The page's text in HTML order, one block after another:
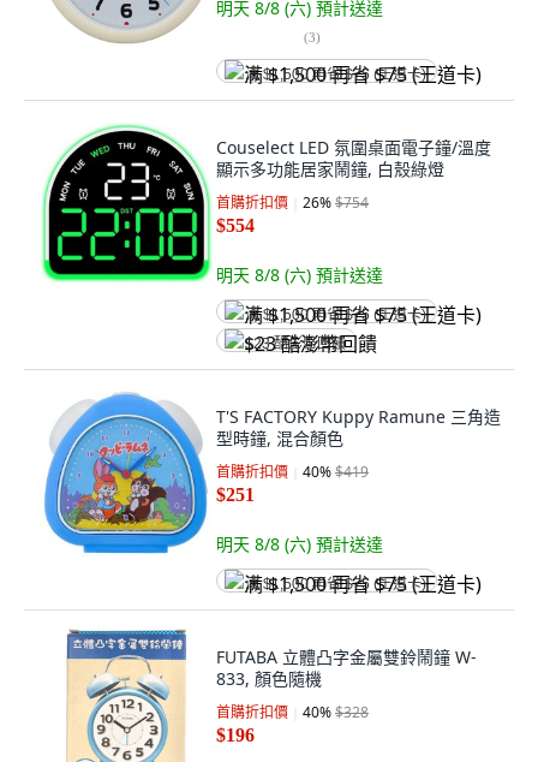
明天 8/8 (六) 預計送達
(3)
满 $1,500 再省 $75 (王道卡)
Couselect LED 氛圍桌面電子鐘/溫度
顯示多功能居家鬧鐘, 白殼綠燈
首購折扣價 26%$754
$554
明天 8/8 (六) 預計送達
满 $1,500 再省 $75 (王道卡)
$23 酷澎幣回饋
T'S FACTORY Kuppy Ramune 三角造
型時鐘, 混合顏色
首購折扣價 40%$419
$251
明天 8/8 (六) 預計送達
满 $1,500 再省 $75 (王道卡)
FUTABA 立體凸字金屬雙鈴鬧鐘 W-
833, 顏色隨機
首購折扣價 40%$328
$196